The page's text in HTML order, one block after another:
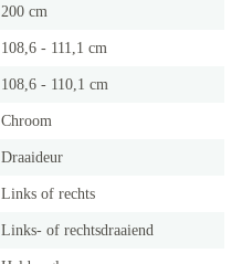
200 cm
108,6 - 111,1 cm
108,6 - 110,1 cm
Chroom
Draaideur
Links of rechts
Links- of rechtsdraaiend